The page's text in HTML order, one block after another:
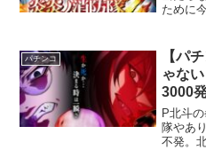
ために
パチンコ
【パ
ゃな
3000
P北斗
隊やあ
不発。